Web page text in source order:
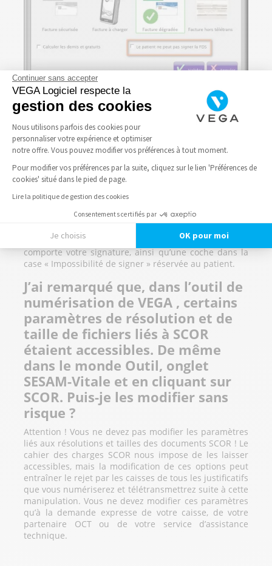
Continuer sans accepter
VEGA Logiciel respecte la
gestion des cookies
Nous utilisons parfois des cookies pour
personnaliser votre expérience et optimiser
notre offre. Vous pouvez modifier vos préférences à tout moment.
Pour modifier vos préférences par la suite, cliquez sur le lien 'Préférences de
cookies' situé dans le pied de page.
Lire la politique de gestion des cookies
Consentements certifiés par
Je choisis OK pour moi
Axeptio consent
Plateforme de Gestion du Consentement : Personnalisez vos Options
et ensuite la numériser dans
VEGA afin de la télétransmettre.
N’y a-t-il pas plus simple ?
Une fois votre signature scannée, et si vous facturez
les soins d’un patient dans l’incapacité de signer la
feuille de soins, pensez à cochez les options « Je n’ai
signer la FDS » au moment de facturer. Ainsi, votre
format télétransmissible. Ce document numérique
comporte votre signature, ainsi qu’une coche dans la
case « Impossibilité de signer » réservée au patient.
J’ai remarqué que, dans l’outil de
numérisation de VEGA , certains
paramètres de résolution et de
taille de fichiers liés à SCOR
étaient accessibles. De même
dans le monde Outil, onglet
SESAM-Vitale et en cliquant sur
SCOR. Puis-je les modifier sans
risque ?
Attention ! Vous ne devez pas modifier les paramètres
liés aux résolutions et tailles des documents SCOR ! Le
cahier des charges SCOR nous impose de les laisser
accessibles, mais la modification de ces options peut
entraîner le rejet par les caisses de tous les justificatifs
que vous numériserez et télétransmettrez suite à cette
manipulation. Vous ne devez modifier ces paramètres
qu’à la demande expresse de votre caisse, de votre
partenaire OCT ou de votre service d’assistance
technique.